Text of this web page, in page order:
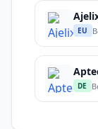
EU
DE